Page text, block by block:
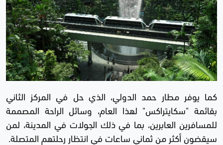
كما يوفر مطار حمد الدولي، الذي حل في المركز الثاني
بقائمة "سكايتراكس" لهذا العام، وسائل الراحة المصممة
للمسافرين العابرين، بما في ذلك الجولات في المدينة، لمن
سيقضون أكثر من ثماني ساعات في انتظار رحلتهم المتصلة.